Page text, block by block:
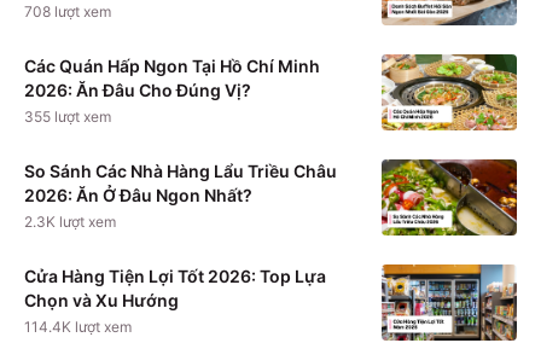
708 lượt xem
Các Quán Hấp Ngon Tại Hồ Chí Minh
2026: Ăn Đâu Cho Đúng Vị?
355 lượt xem
So Sánh Các Nhà Hàng Lẩu Triều Châu
2026: Ăn Ở Đâu Ngon Nhất?
2.3K lượt xem
Cửa Hàng Tiện Lợi Tốt 2026: Top Lựa
Chọn và Xu Hướng
114.4K lượt xem